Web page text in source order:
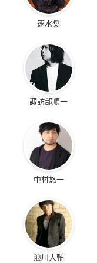
速水奨
諏訪部順一
中村悠一
浪川大輔